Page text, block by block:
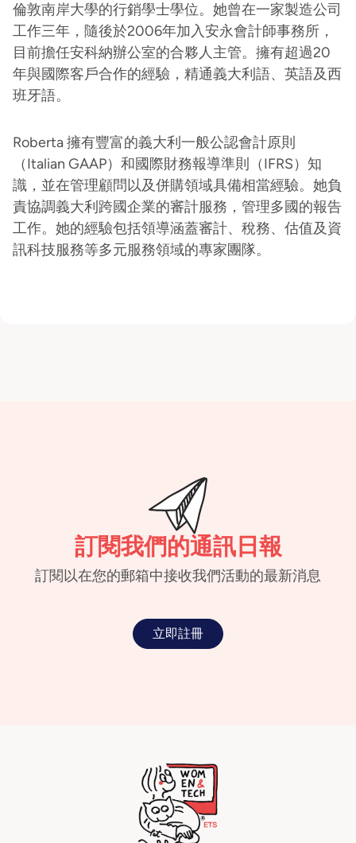
倫敦南岸大學的行銷學士學位。她曾在一家製造公司
工作三年，隨後於2006年加入安永會計師事務所，
目前擔任安科納辦公室的合夥人主管。擁有超過20
年與國際客戶合作的經驗，精通義大利語、英語及西
班牙語。
Roberta 擁有豐富的義大利一般公認會計原則
（Italian GAAP）和國際財務報導準則（IFRS）知
識，並在管理顧問以及併購領域具備相當經驗。她負
責協調義大利跨國企業的審計服務，管理多國的報告
工作。她的經驗包括領導涵蓋審計、稅務、估值及資
訊科技服務等多元服務領域的專家團隊。
訂閱我們的通訊日報
訂閱以在您的郵箱中接收我們活動的最新消息
立即註冊